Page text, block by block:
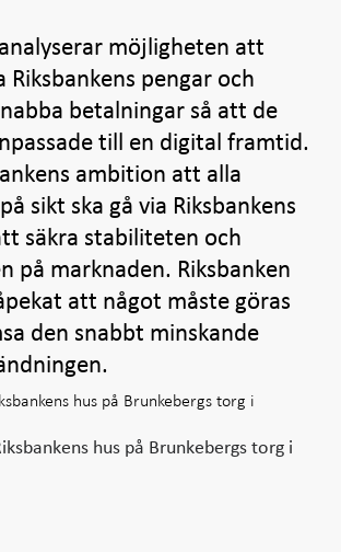
möjligheten att
Riksbankens pengar och
betalningar så att de
till en digital framtid.
ambition att alla
sikt ska gå via Riksbankens
säkra stabiliteten och
på marknaden. Riksbanken
att något måste göras
den snabbt minskande
hus på Brunkebergs torg i